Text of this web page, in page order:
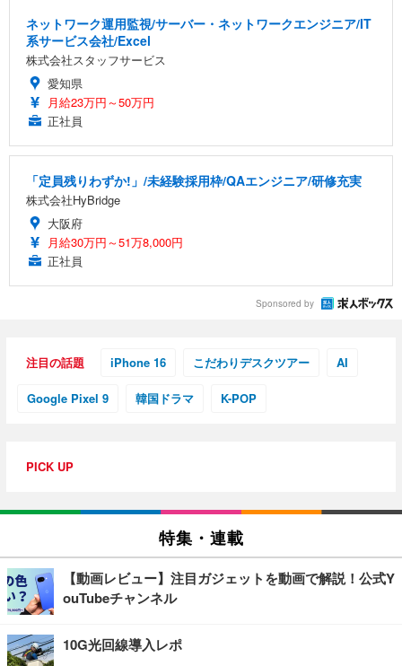
ネットワーク運用監視/サーバー・ネットワークエンジニア/IT
系サービス会社/Excel
株式会社スタッフサービス
愛知県
月給23万円～50万円
正社員
「定員残りわずか!」/未経験採用枠/QAエンジニア/研修充実
株式会社HyBridge
大阪府
月給30万円～51万8,000円
正社員
Sponsored by
注目の話題 iPhone 16 こだわりデスクツアー AI
Google Pixel 9 韓国ドラマ K-POP
PICK UP
特集・連載
【動画レビュー】注目ガジェットを動画で解説！公式Y
ouTubeチャンネル
10G光回線導入レポ